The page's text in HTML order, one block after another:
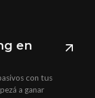
en
con tus
a ganar